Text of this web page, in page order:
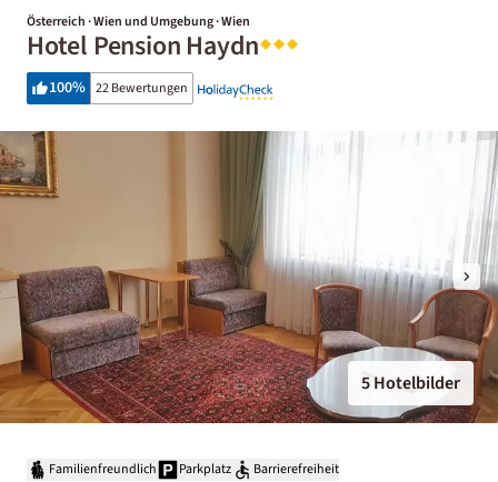
Österreich · Wien und Umgebung · Wien
Hotel Pension Haydn
100% 22 Bewertungen
5 Hotelbilder
Familienfreundlich Parkplatz Barrierefreiheit